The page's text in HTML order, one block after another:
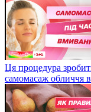
Ця процедура
самомасаж обличчя